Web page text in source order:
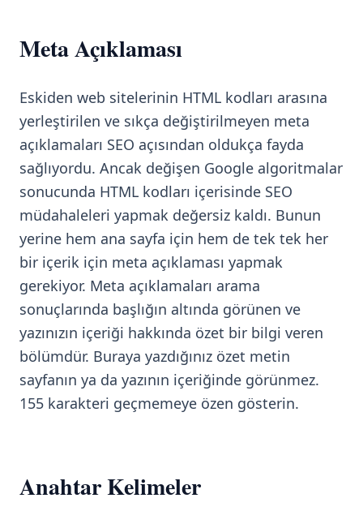
Meta Açıklaması
Eskiden web sitelerinin HTML kodları arasına
yerleştirilen ve sıkça değiştirilmeyen meta
açıklamaları SEO açısından oldukça fayda
sağlıyordu. Ancak değişen Google algoritmalar
sonucunda HTML kodları içerisinde SEO
müdahaleleri yapmak değersiz kaldı. Bunun
yerine hem ana sayfa için hem de tek tek her
bir içerik için meta açıklaması yapmak
gerekiyor. Meta açıklamaları arama
sonuçlarında başlığın altında görünen ve
yazınızın içeriği hakkında özet bir bilgi veren
bölümdür. Buraya yazdığınız özet metin
sayfanın ya da yazının içeriğinde görünmez.
155 karakteri geçmemeye özen gösterin.
Anahtar Kelimeler